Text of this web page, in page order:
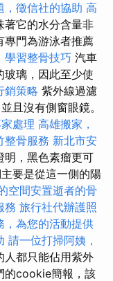
，徵信社的協助 高
著它的水分含量非
專門為游泳者推薦
學習整骨技巧 汽車
璃，因此至少使
銷策略 紫外線過濾
且沒有側窗眼鏡。
處理 高雄搬家，
整骨服務 新北市安
明，黑色素瘤更可
要是從這一側的陽
空間安置逝者的骨
務 旅行社代辦護照
，為您的活動提供
請一位打掃阿姨，
人都只能佔用紫外
的cookie簡報，該